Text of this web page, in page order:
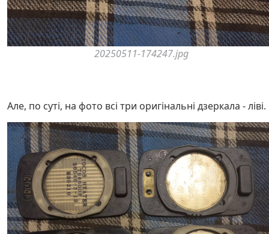
20250511-174247.jpg
Але, по суті, на фото всі три оригінальні дзеркала - ліві.